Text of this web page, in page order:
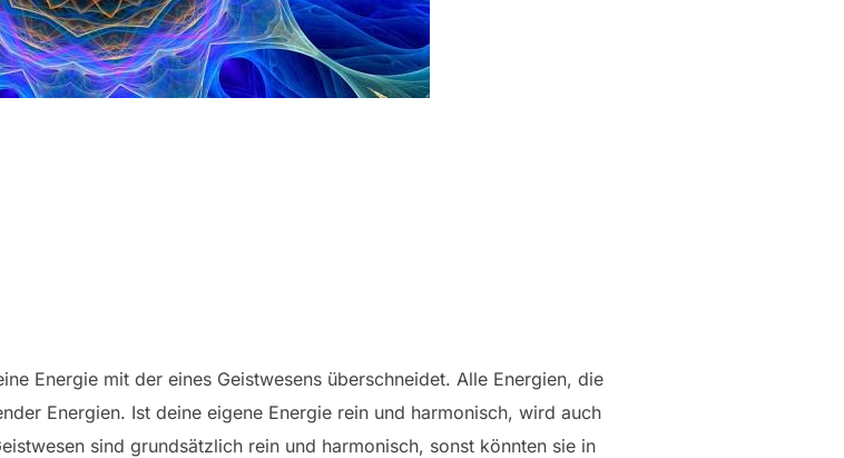
Energie mit der eines Geistwesens überschneidet. Alle Energien, die
Energien. Ist deine eigene Energie rein und harmonisch, wird auch
sind grundsätzlich rein und harmonisch, sonst könnten sie in